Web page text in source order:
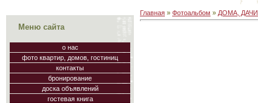
Меню сайта
о нас
фото квартир, домов, гостиниц
контакты
бронирование
доска объявлений
гостевая книга
Главная » Фотоальбом » ДОМА, ДАЧИ